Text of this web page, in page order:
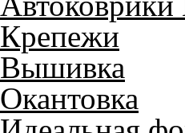
Крепежи
Вышивка
Окантовка